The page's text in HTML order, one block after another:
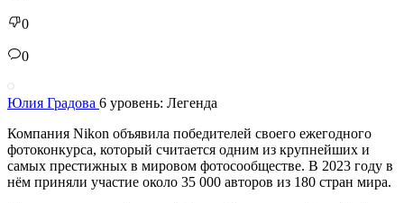
0
0
Юлия Градова 6 уровень: Легенда
Компания Nikon объявила победителей своего ежегодного
фотоконкурса, который считается одним из крупнейших и
самых престижных в мировом фотосообществе. В 2023 году в
нём приняли участие около 35 000 авторов из 180 стран мира.